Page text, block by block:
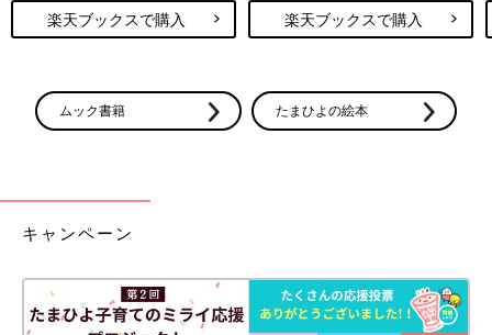
楽天ブックスで購入 楽天ブックスで購入
ムック書籍 たまひよの絵本
キャンペーン